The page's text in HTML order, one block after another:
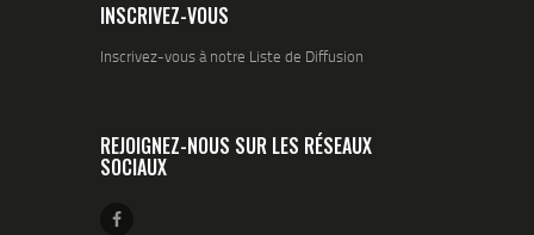
INSCRIVEZ-VOUS
Inscrivez-vous à notre Liste de Diffusion
REJOIGNEZ-NOUS SUR LES RÉSEAUX
SOCIAUX